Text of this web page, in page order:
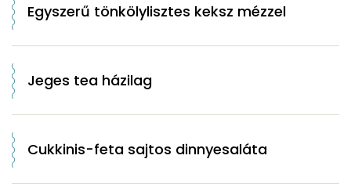
Egyszerű tönkölylisztes keksz mézzel
Jeges tea házilag
Cukkinis-feta sajtos dinnyesaláta